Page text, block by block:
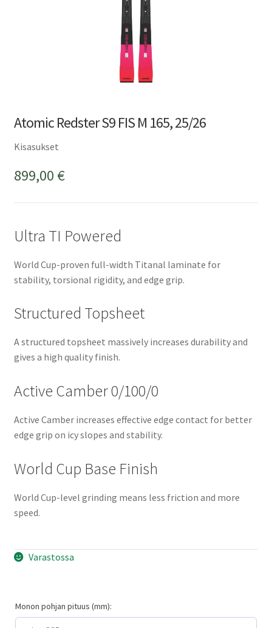
Atomic Redster S9 FIS M 165, 25/26
Kisasukset
899,00 €
Ultra TI Powered
World Cup-proven full-width Titanal laminate for
stability, torsional rigidity, and edge grip.
Structured Topsheet
A structured topsheet massively increases durability and
gives a high quality finish.
Active Camber 0/100/0
Active Camber increases effective edge contact for better
edge grip on icy slopes and stability.
World Cup Base Finish
World Cup-level grinding means less friction and more
speed.
Varastossa
Monon pohjan pituus (mm):